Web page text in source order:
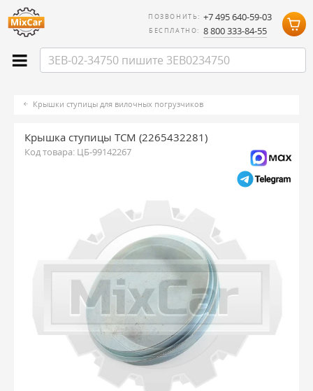
ПОЗВОНИТЬ: +7 495 640-59-03
БЕСПЛАТНО: 8 800 333-84-55
Крышки ступицы для вилочных погрузчиков
Крышка ступицы TCM (2265432281)
Код товара: ЦБ-99142267